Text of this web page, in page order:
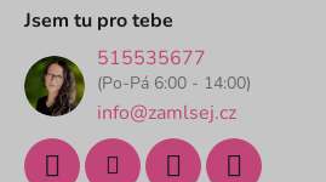
Jsem tu pro tebe
515535677
(Po-Pá 6:00 - 14:00)
info@zamlsej.cz